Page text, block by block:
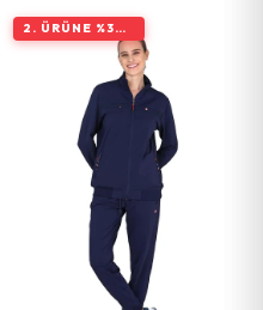
2. ÜRÜNE %30 İNDIRIM